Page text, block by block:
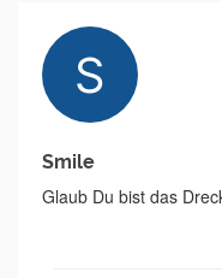
Smile
Glaub Du bist das